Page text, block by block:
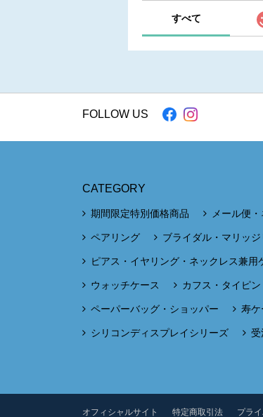
すべて
FOLLOW US
CATEGORY
期間限定特別価格商品 メール便
ペアリング ブライダル・マリッ
ピアス・イヤリング・ネックレス兼用
ウォッチケース カフス・タイピ
ペーパーバッグ・ショッパー 寿ケ
シリコンディスプレイシリーズ 受
オフィシャルサイト 特定商取引法 プラ